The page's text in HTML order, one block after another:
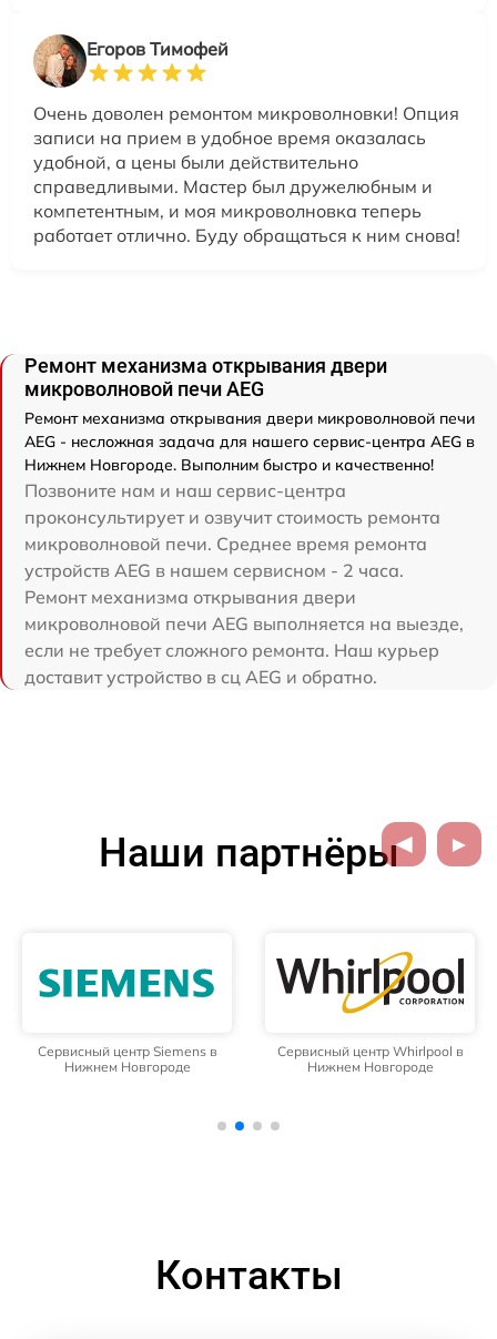
Егоров Тимофей
Очень доволен ремонтом микроволновки! Опция
записи на прием в удобное время оказалась
удобной, а цены были действительно
справедливыми. Мастер был дружелюбным и
компетентным, и моя микроволновка теперь
работает отлично. Буду обращаться к ним снова!
Ремонт механизма открывания двери
микроволновой печи AEG
Ремонт механизма открывания двери микроволновой печи
AEG - несложная задача для нашего сервис-центра AEG в
Нижнем Новгороде. Выполним быстро и качественно!
Позвоните нам и наш сервис-центра
проконсультирует и озвучит стоимость ремонта
микроволновой печи. Среднее время ремонта
устройств AEG в нашем сервисном - 2 часа.
Ремонт механизма открывания двери
микроволновой печи AEG выполняется на выезде,
если не требует сложного ремонта. Наш курьер
доставит устройство в сц AEG и обратно.
Наши партнёры
Сервисный центр Siemens в
Нижнем Новгороде
Сервисный центр Whirlpool в
Нижнем Новгороде
Контакты